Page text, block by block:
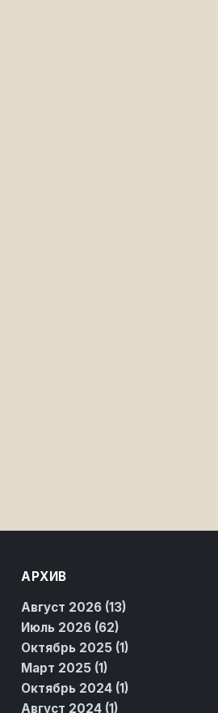
АРХИВ
Август 2026 (13)
Июль 2026 (62)
Октябрь 2025 (1)
Март 2025 (1)
Октябрь 2024 (1)
Август 2024 (1)